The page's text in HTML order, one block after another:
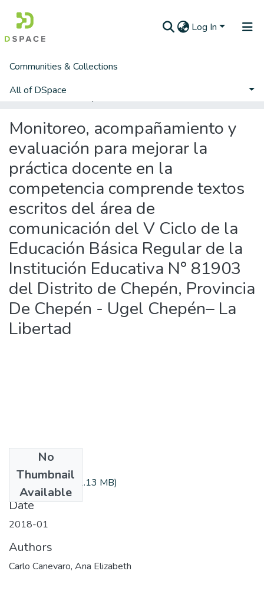
Log In
Communities & Collections
All of DSpace
Home
Segunda Especialidad
Monitoreo, acompañamiento y
evaluación para mejorar la
práctica docente en la
competencia comprende textos
escritos del área de
comunicación del V Ciclo de la
Educación Básica Regular de la
Institución Educativa N° 81903
del Distrito de Chepén, Provincia
De Chepén - Ugel Chepén– La
Libertad
No
Thumbnail
Available
CarloC_Ana.pdf(1.13 MB)
Date
2018-01
Authors
Carlo Canevaro, Ana Elizabeth